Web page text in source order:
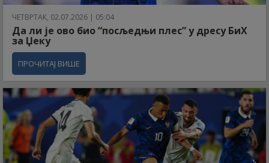
ЧЕТВРТАК, 02.07.2026 | 05:04
Да ли је ово био “посљедњи плес” у дресу БиХ
за Џеку
ПРОЧИТАЈ ВИШЕ